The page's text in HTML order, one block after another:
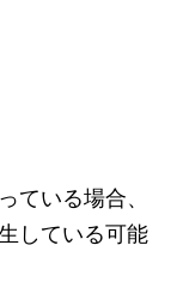
ている場合、
している可能